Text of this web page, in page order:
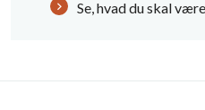
Se, hvad du skal